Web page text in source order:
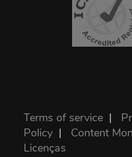
Terms of service |
Policy | Content
Licenças